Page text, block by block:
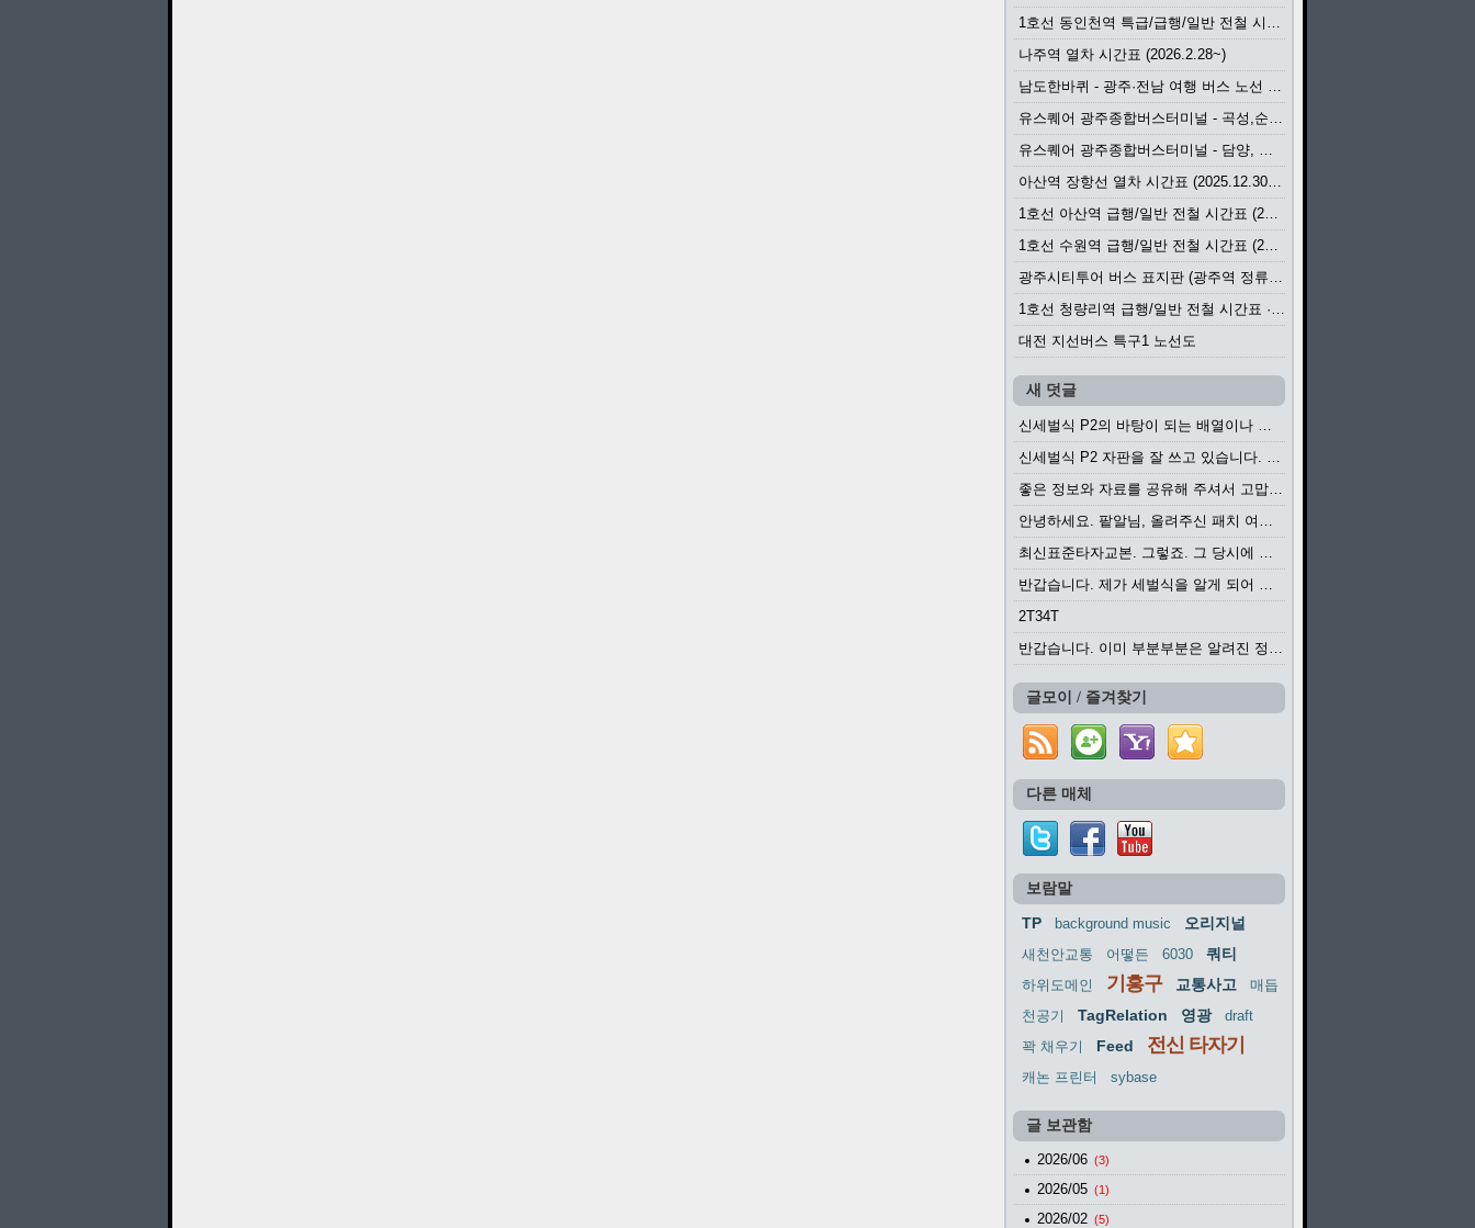
1호선 동인천역 특급/급행/일반 전철 시간표 (2026.2.28~)
나주역 열차 시간표 (2026.2.28~)
남도한바퀴 - 광주·전남 여행 버스 노선 (2026.3.1~5.31)
유스퀘어 광주종합버스터미널 - 곡성,순천／화순,보성,율포 방면 시외버스 시간표 (2026.1.31)
유스퀘어 광주종합버스터미널 - 담양, 순창, 남원, 무주, 장수, 거창, 대구 방면 시외버스 시간표 (2026...
아산역 장항선 열차 시간표 (2025.12.30 기준) (무궁화호, ITX-마음, 새마을호, 서해금빛열차)
1호선 아산역 급행/일반 전철 시간표 (2025.12.30~)
1호선 수원역 급행/일반 전철 시간표 (2025.12.30~)
광주시티투어 버스 표지판 (광주역 정류장) (2024?)
1호선 청량리역 급행/일반 전철 시간표 · 노선도 (2025.12.30~)
대전 지선버스 특구1 노선도
새 덧글
신세벌식 P2의 바탕이 되는 배열이나 주요 기능...
신세벌식 P2 자판을 잘 쓰고 있습니다. 쓰기 편리...
좋은 정보와 자료를 공유해 주셔서 고맙습니다....
안녕하세요. 팥알님, 올려주신 패치 여러모로 감사...
최신표준타자교본. 그렇죠. 그 당시에 최신 표준...
반갑습니다. 제가 세벌식을 알게 되어 세벌식 써...
2T34T
반갑습니다. 이미 부분부분은 알려진 정보들이...
글모이 / 즐겨찾기
다른 매체
보람말
TP background music 오리지널
새천안교통 어떻든 6030 쿼티
하위도메인 기흥구 교통사고
매듭
천공기
TagRelation 영광
draft
꽉 채우기
Feed 전신 타자기
캐논 프린터 sybase
글 보관함
2026/06 (3)
2026/05 (1)
2026/02 (5)